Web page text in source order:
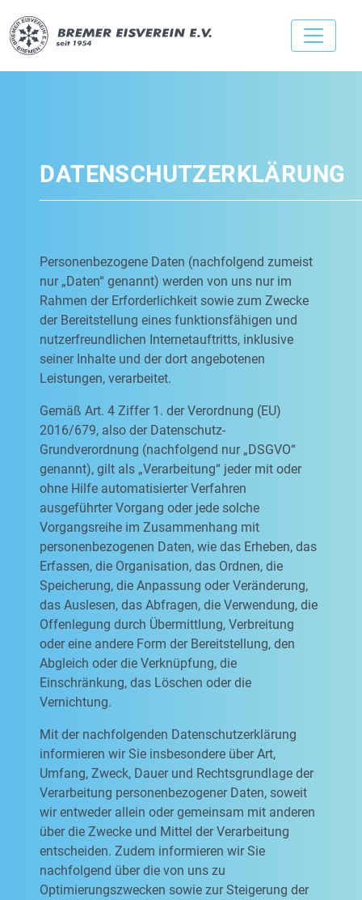
DATENSCHUTZERKLÄRUNG
Personenbezogene Daten (nachfolgend zumeist
nur „Daten“ genannt) werden von uns nur im
Rahmen der Erforderlichkeit sowie zum Zwecke
der Bereitstellung eines funktionsfähigen und
nutzerfreundlichen Internetauftritts, inklusive
seiner Inhalte und der dort angebotenen
Leistungen, verarbeitet.
Gemäß Art. 4 Ziffer 1. der Verordnung (EU)
2016/679, also der Datenschutz-
Grundverordnung (nachfolgend nur „DSGVO“
genannt), gilt als „Verarbeitung“ jeder mit oder
ohne Hilfe automatisierter Verfahren
ausgeführter Vorgang oder jede solche
Vorgangsreihe im Zusammenhang mit
personenbezogenen Daten, wie das Erheben, das
Erfassen, die Organisation, das Ordnen, die
Speicherung, die Anpassung oder Veränderung,
das Auslesen, das Abfragen, die Verwendung, die
Offenlegung durch Übermittlung, Verbreitung
oder eine andere Form der Bereitstellung, den
Abgleich oder die Verknüpfung, die
Einschränkung, das Löschen oder die
Vernichtung.
Mit der nachfolgenden Datenschutzerklärung
informieren wir Sie insbesondere über Art,
Umfang, Zweck, Dauer und Rechtsgrundlage der
Verarbeitung personenbezogener Daten, soweit
wir entweder allein oder gemeinsam mit anderen
über die Zwecke und Mittel der Verarbeitung
entscheiden. Zudem informieren wir Sie
nachfolgend über die von uns zu
Optimierungszwecken sowie zur Steigerung der